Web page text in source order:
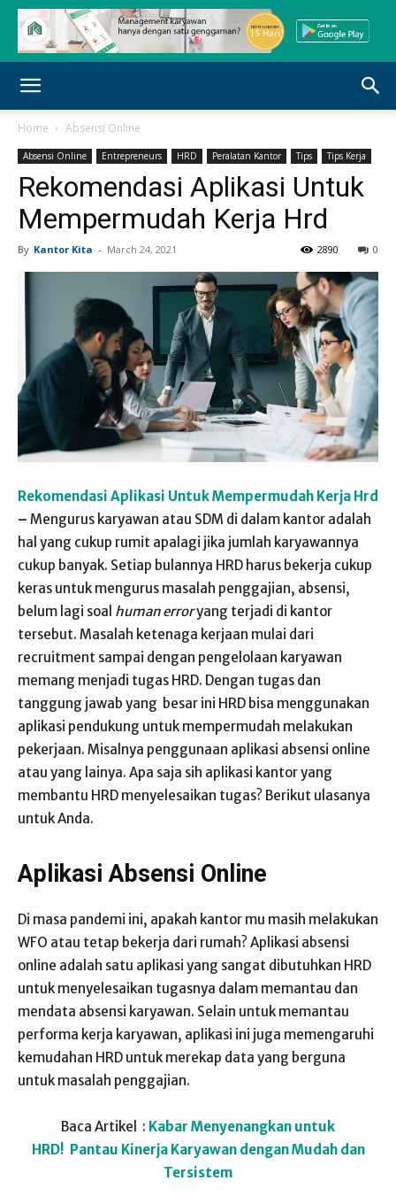
Home Absensi Online
Absensi Online Entrepreneurs HRD Peralatan Kantor Tips Tips Kerja
Rekomendasi Aplikasi Untuk
Mempermudah Kerja Hrd
By Kantor Kita - March 24, 2021 0
2890
Rekomendasi Aplikasi Untuk Mempermudah Kerja Hrd
– Mengurus karyawan atau SDM di dalam kantor adalah
hal yang cukup rumit apalagi jika jumlah karyawannya
cukup banyak. Setiap bulannya HRD harus bekerja cukup
keras untuk mengurus masalah penggajian, absensi,
belum lagi soal human erroryang terjadi di kantor
tersebut. Masalah ketenaga kerjaan mulai dari
recruitment sampai dengan pengelolaan karyawan
memang menjadi tugas HRD. Dengan tugas dan
tanggung jawab yang besar ini HRD bisa menggunakan
aplikasi pendukung untuk mempermudah melakukan
pekerjaan. Misalnya penggunaan aplikasi absensi online
atau yang lainya. Apa saja sih aplikasi kantor yang
membantu HRD menyelesaikan tugas? Berikut ulasanya
untuk Anda.
Aplikasi Absensi Online
Di masa pandemi ini, apakah kantor mu masih melakukan
WFO atau tetap bekerja dari rumah? Aplikasi absensi
online adalah satu aplikasi yang sangat dibutuhkan HRD
untuk menyelesaikan tugasnya dalam memantau dan
mendata absensi karyawan. Selain untuk memantau
performa kerja karyawan, aplikasi ini juga memengaruhi
kemudahan HRD untuk merekap data yang berguna
untuk masalah penggajian.
Baca Artikel : Kabar Menyenangkan untuk
HRD! Pantau Kinerja Karyawan dengan Mudah dan
Tersistem